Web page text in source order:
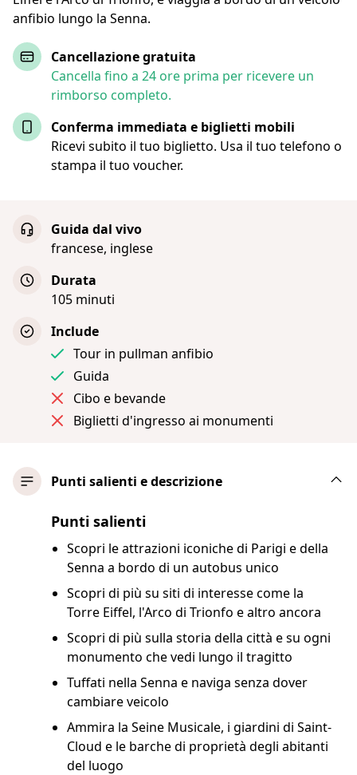
anfibio lungo la Senna.
Cancellazione gratuita
Cancella fino a 24 ore prima per ricevere un
rimborso completo.
Conferma immediata e biglietti mobili
Ricevi subito il tuo biglietto. Usa il tuo telefono o
stampa il tuo voucher.
Guida dal vivo
francese, inglese
Durata
105 minuti
Include
Tour in pullman anfibio
Guida
Cibo e bevande
Biglietti d'ingresso ai monumenti
Punti salienti e descrizione
Punti salienti
Scopri le attrazioni iconiche di Parigi e della
Senna a bordo di un autobus unico
Scopri di più su siti di interesse come la
Torre Eiffel, l'Arco di Trionfo e altro ancora
Scopri di più sulla storia della città e su ogni
monumento che vedi lungo il tragitto
Tuffati nella Senna e naviga senza dover
cambiare veicolo
Ammira la Seine Musicale, i giardini di Saint-
Cloud e le barche di proprietà degli abitanti
del luogo